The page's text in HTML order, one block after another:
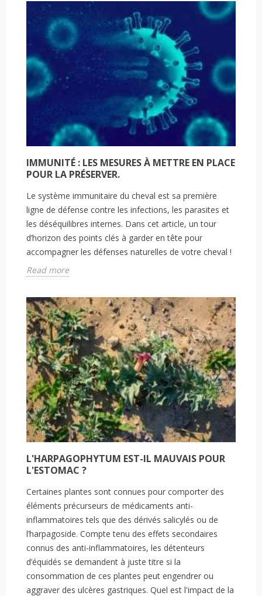
IMMUNITÉ : LES MESURES À METTRE EN PLACE
POUR LA PRÉSERVER.
Le système immunitaire du cheval est sa première
ligne de défense contre les infections, les parasites et
les déséquilibres internes. Dans cet article, un tour
d’horizon des points clés à garder en tête pour
accompagner les défenses naturelles de votre cheval !
Read more
L'HARPAGOPHYTUM EST-IL MAUVAIS POUR
L'ESTOMAC ?
Certaines plantes sont connues pour comporter des
éléments précurseurs de médicaments anti-
inflammatoires tels que des dérivés salicylés ou de
l’harpagoside. Compte tenu des effets secondaires
connus des anti-inflammatoires, les détenteurs
d’équidés se demandent à juste titre si la
consommation de ces plantes peut engendrer ou
aggraver des ulcères gastriques. Quel est l'impact de la